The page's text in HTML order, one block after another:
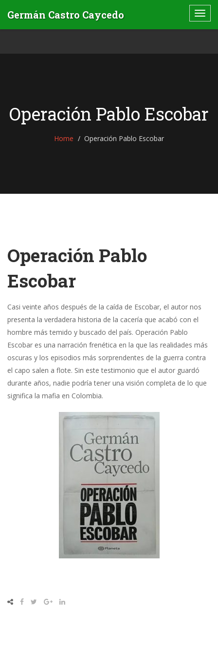
Operación Pablo Escobar
Home Operación Pablo Escobar
Operación Pablo
Escobar
Casi veinte años después de la caída de Escobar, el autor nos
presenta la verdadera historia de la cacería que acabó con el
hombre más temido y buscado del país. Operación Pablo
Escobar es una narración frenética en la que las realidades más
oscuras y los episodios más sorprendentes de la guerra contra
el capo salen a flote. Sin este testimonio que el autor guardó
durante años, nadie podría tener una visión completa de lo que
significa la mafia en Colombia.